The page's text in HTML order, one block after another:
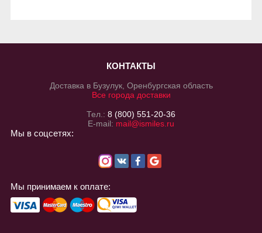
КОНТАКТЫ
Доставка в Бузулук, Оренбургская область
Все города доставки
Тел.: 8 (800) 551-20-36
E-mail: mail@ismiles.ru
Мы в соцсетях:
Мы принимаем к оплате: